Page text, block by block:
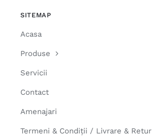
SITEMAP
Acasa
Produse
Servicii
Contact
Amenajari
Termeni & Condiții / Livrare & Retur